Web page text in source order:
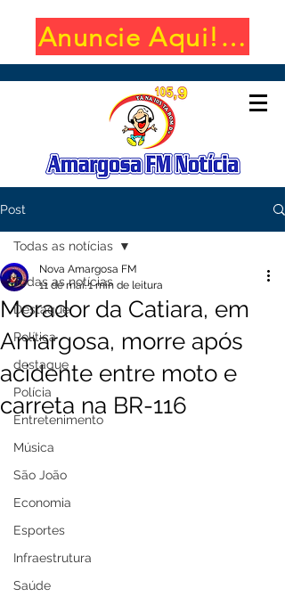
Anuncie Aqui!
Post
Todas as notícias
Destaque
Política
destaque
Polícia
Entretenimento
Música
São João
Economia
Esportes
Infraestrutura
Saúde
Todas as notícias
Morador da Catiara, em
Amargosa, morre após
acidente entre moto e
carreta na BR-116
Nova Amargosa FM
11 de mai.1 min de leitura